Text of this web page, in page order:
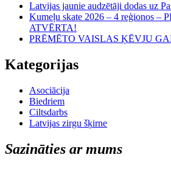
Latvijas jaunie audzētāji dodas uz
Kumeļu skate 2026 – 4 reģionos –
ATVĒRTA!
PRĒMĒTO VAISLAS ĶĒVJU
Kategorijas
Asociācija
Biedriem
Ciltsdarbs
Latvijas zirgu šķirne
Sazināties ar mums